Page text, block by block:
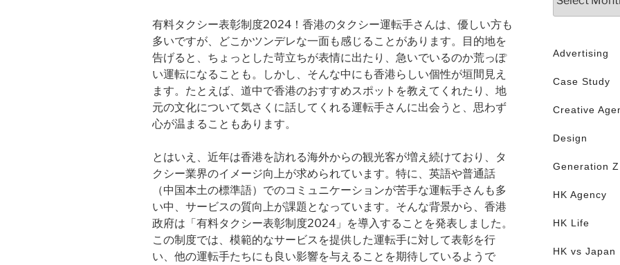
有料タクシー表彰制度2024！香港のタクシー運転手さんは、優しい方も
多いですが、どこかツンデレな一面も感じることがあります。目的地を
告げると、ちょっとした苛立ちが表情に出たり、急いでいるのか荒っぽ
い運転になることも。しかし、そんな中にも香港らしい個性が垣間見え
ます。たとえば、道中で香港のおすすめスポットを教えてくれたり、地
元の文化について気さくに話してくれる運転手さんに出会うと、思わず
心が温まることもあります。
とはいえ、近年は香港を訪れる海外からの観光客が増え続けており、タ
クシー業界のイメージ向上が求められています。特に、英語や普通話
（中国本土の標準語）でのコミュニケーションが苦手な運転手さんも多
い中、サービスの質向上が課題となっています。そんな背景から、香港
政府は「有料タクシー表彰制度2024」を導入することを発表しました。
この制度では、模範的なサービスを提供した運転手に対して表彰を行
い、他の運転手たちにも良い影響を与えることを期待しているようで
Advertising
Case Study
Creative
Design
Generation Z
HK Agency
HK Life
HK vs Japan